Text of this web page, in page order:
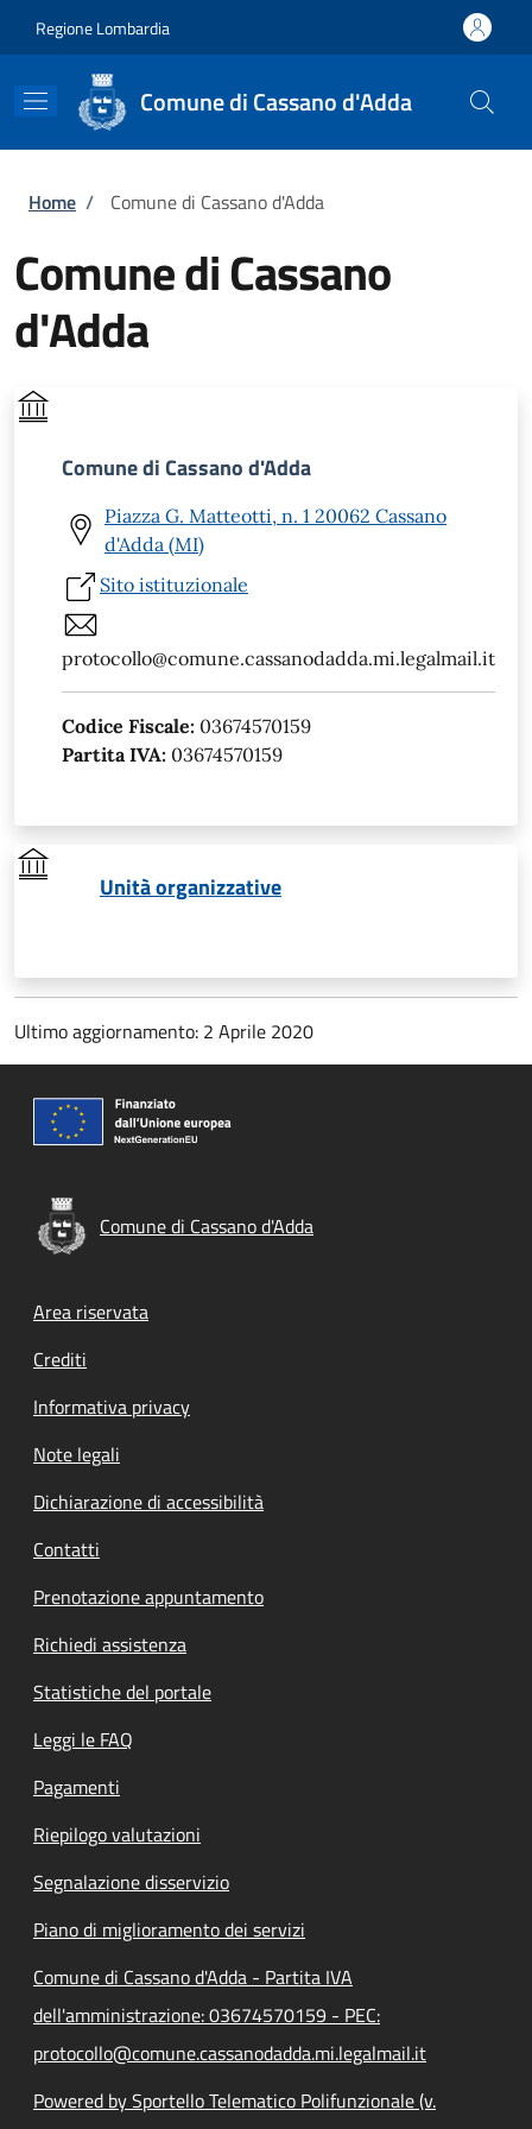
Regione Lombardia
Comune di Cassano d'Adda
Briciole di pane
Home / Comune di Cassano d'Adda
Comune di Cassano
d'Adda
Comune di Cassano d'Adda
Piazza G. Matteotti, n. 1 20062 Cassano
d'Adda (MI)
Sito istituzionale
protocollo@comune.cassanodadda.mi.legalmail.it
Codice Fiscale: 03674570159
Partita IVA: 03674570159
Unità organizzative
Ultimo aggiornamento: 2 Aprile 2020
Comune di Cassano d'Adda
Footer menu
Area riservata
Crediti
Informativa privacy
Note legali
Dichiarazione di accessibilità
Contatti
Prenotazione appuntamento
Richiedi assistenza
Statistiche del portale
Leggi le FAQ
Pagamenti
Riepilogo valutazioni
Segnalazione disservizio
Piano di miglioramento dei servizi
Comune di Cassano d'Adda - Partita IVA
dell'amministrazione: 03674570159 - PEC:
protocollo@comune.cassanodadda.mi.legalmail.it
Powered by Sportello Telematico Polifunzionale (v.